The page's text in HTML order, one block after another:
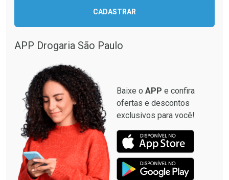
CADASTRAR
APP Drogaria São Paulo
Baixe o APP e confira
ofertas e descontos
exclusivos para você!